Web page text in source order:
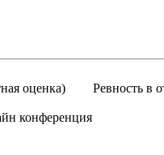
оценка)
Ревность в
конференция